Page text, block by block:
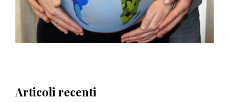
Articoli recenti